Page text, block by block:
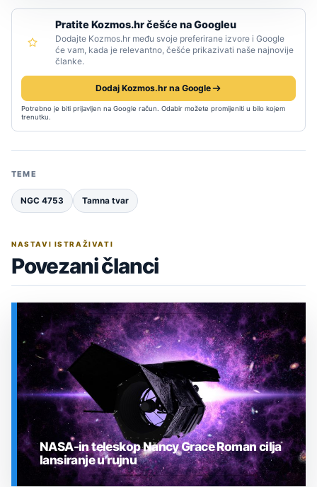
Pratite Kozmos.hr češće na Googleu
Dodajte Kozmos.hr među svoje preferirane izvore i Google
će vam, kada je relevantno, češće prikazivati naše najnovije
članke.
Dodaj Kozmos.hr na Google
Potrebno je biti prijavljen na Google račun. Odabir možete promijeniti u bilo kojem
trenutku.
TEME
NGC 4753 Tamna tvar
NASTAVI ISTRAŽIVATI
Povezani članci
NASA-in teleskop Nancy Grace Roman cilja
lansiranje u rujnu